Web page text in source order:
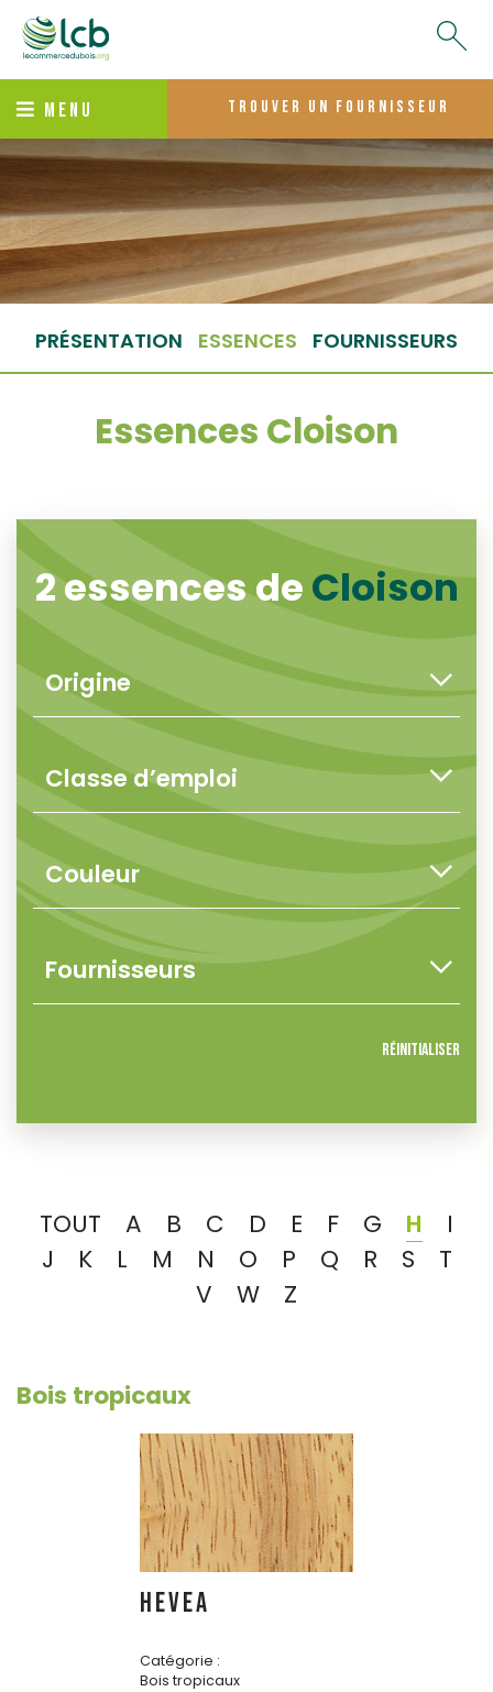
MENU trouver un fournisseur
PRÉSENTATION ESSENCES FOURNISSEURS
Essences Cloison
2 essences deCloison
Réinitialiser
TOUT A B C D E F G H
I
J
K L M N O P Q R S
T
V
W Z
Bois tropicaux
HEVEA
Catégorie :
Bois tropicaux